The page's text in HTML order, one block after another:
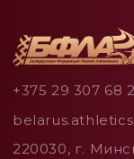
+375 29 307 68
220030, г.